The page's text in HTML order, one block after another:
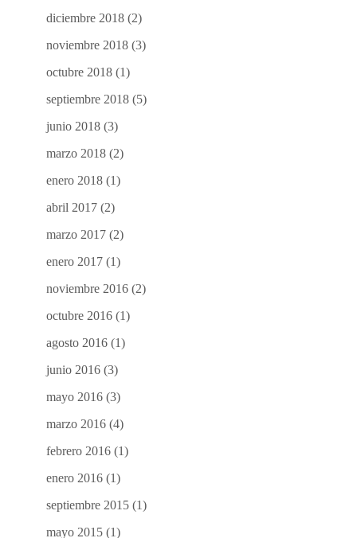
diciembre 2018 (2)
noviembre 2018 (3)
octubre 2018 (1)
septiembre 2018 (5)
junio 2018 (3)
marzo 2018 (2)
enero 2018 (1)
abril 2017 (2)
marzo 2017 (2)
enero 2017 (1)
noviembre 2016 (2)
octubre 2016 (1)
agosto 2016 (1)
junio 2016 (3)
mayo 2016 (3)
marzo 2016 (4)
febrero 2016 (1)
enero 2016 (1)
septiembre 2015 (1)
mayo 2015 (1)